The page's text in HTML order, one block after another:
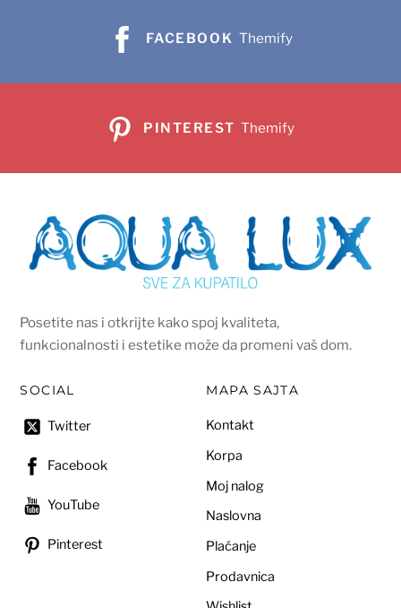
FACEBOOK Themify
PINTEREST Themify
Posetite nas i otkrijte kako spoj kvaliteta,
funkcionalnosti i estetike može da promeni vaš dom.
SOCIAL
Twitter
Facebook
YouTube
Pinterest
MAPA SAJTA
Kontakt
Korpa
Moj nalog
Naslovna
Plaćanje
Prodavnica